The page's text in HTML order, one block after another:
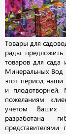
Товары для
рады предложить
товаров для сада
Минеральных Вод
этот период наши
и плодотворней.
пожеланиям
учетом Ваших
разработана
представителями